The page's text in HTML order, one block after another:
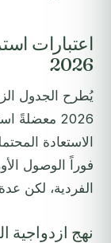
2026
يُطرح الجدول
2026
الاستعادة
فوراً الوصول
الفردية، لكن
نهج ازدواجية